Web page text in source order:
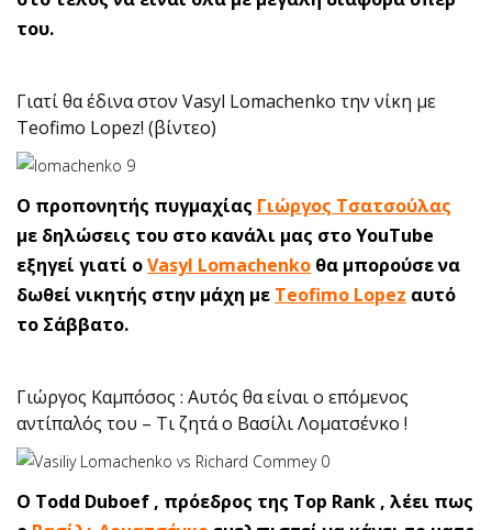
του.
Γιατί θα έδινα στον Vasyl Lomachenko την νίκη με
Teofimo Lopez! (βίντεο)
O προπονητής πυγμαχίας Γιώργος Τσατσούλας
με δηλώσεις του στο κανάλι μας στο YouTube
εξηγεί γιατί οVasyl Lomachenko θα μπορούσε να
δωθεί νικητής στην μάχη με Teofimo Lopez αυτό
το Σάββατο.
Γιώργος Καμπόσος : Αυτός θα είναι ο επόμενος
αντίπαλός του – Τι ζητά ο Βασίλι Λοματσένκο !
Ο Todd Duboef , πρόεδρος της Top Rank , λέει πως